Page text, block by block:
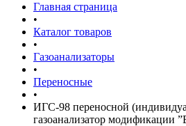
Главная страница
•
Каталог товаров
•
Газоанализаторы
•
Переносные
•
ИГС-98 переносной
газоанализатор модификации